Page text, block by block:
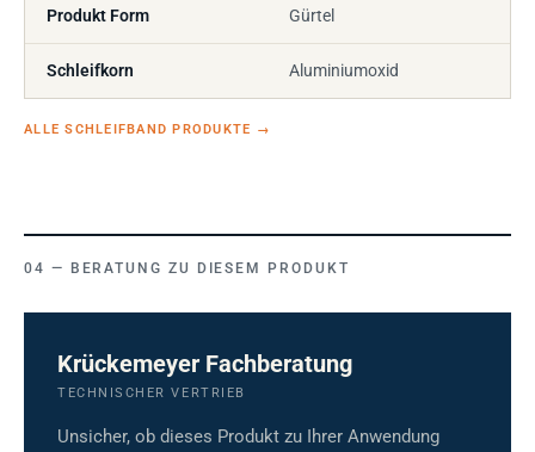
Produkt Form Gürtel
Schleifkorn Aluminiumoxid
ALLE SCHLEIFBAND PRODUKTE →
BERATUNG ZU DIESEM PRODUKT
Krückemeyer Fachberatung
TECHNISCHER VERTRIEB
Unsicher, ob dieses Produkt zu Ihrer Anwendung